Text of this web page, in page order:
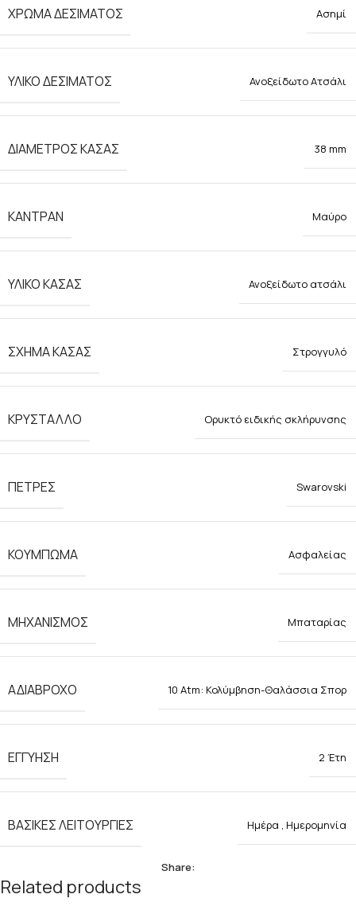
ΧΡΩΜΑ ΔΕΣΙΜΑΤΟΣ Ασημί
ΥΛΙΚΟ ΔΕΣΙΜΑΤΟΣ Ανοξείδωτο Ατσάλι
ΔΙΑΜΕΤΡΟΣ ΚΑΣΑΣ 38 mm
ΚΑΝΤΡΑΝ Μαύρο
ΥΛΙΚΟ ΚΑΣΑΣ Ανοξείδωτο ατσάλι
ΣΧΗΜΑ ΚΑΣΑΣ Στρογγυλό
ΚΡΥΣΤΑΛΛΟ Ορυκτό ειδικής σκλήρυνσης
ΠΕΤΡΕΣ Swarovski
ΚΟΥΜΠΩΜΑ Ασφαλείας
ΜΗΧΑΝΙΣΜΟΣ Μπαταρίας
ΑΔΙΑΒΡΟΧΟ 10 Atm: Κολύμβηση-Θαλάσσια Σπορ
ΕΓΓΥΗΣΗ 2 Έτη
ΒΑΣΙΚΕΣ ΛΕΙΤΟΥΡΓΙΕΣ Ημέρα , Ημερομηνία
Share:
Related products